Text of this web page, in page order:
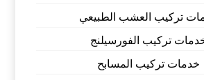
تركيب العشب الطبيعي
تركيب الفورسيلنج
خدمات تركيب المسابح